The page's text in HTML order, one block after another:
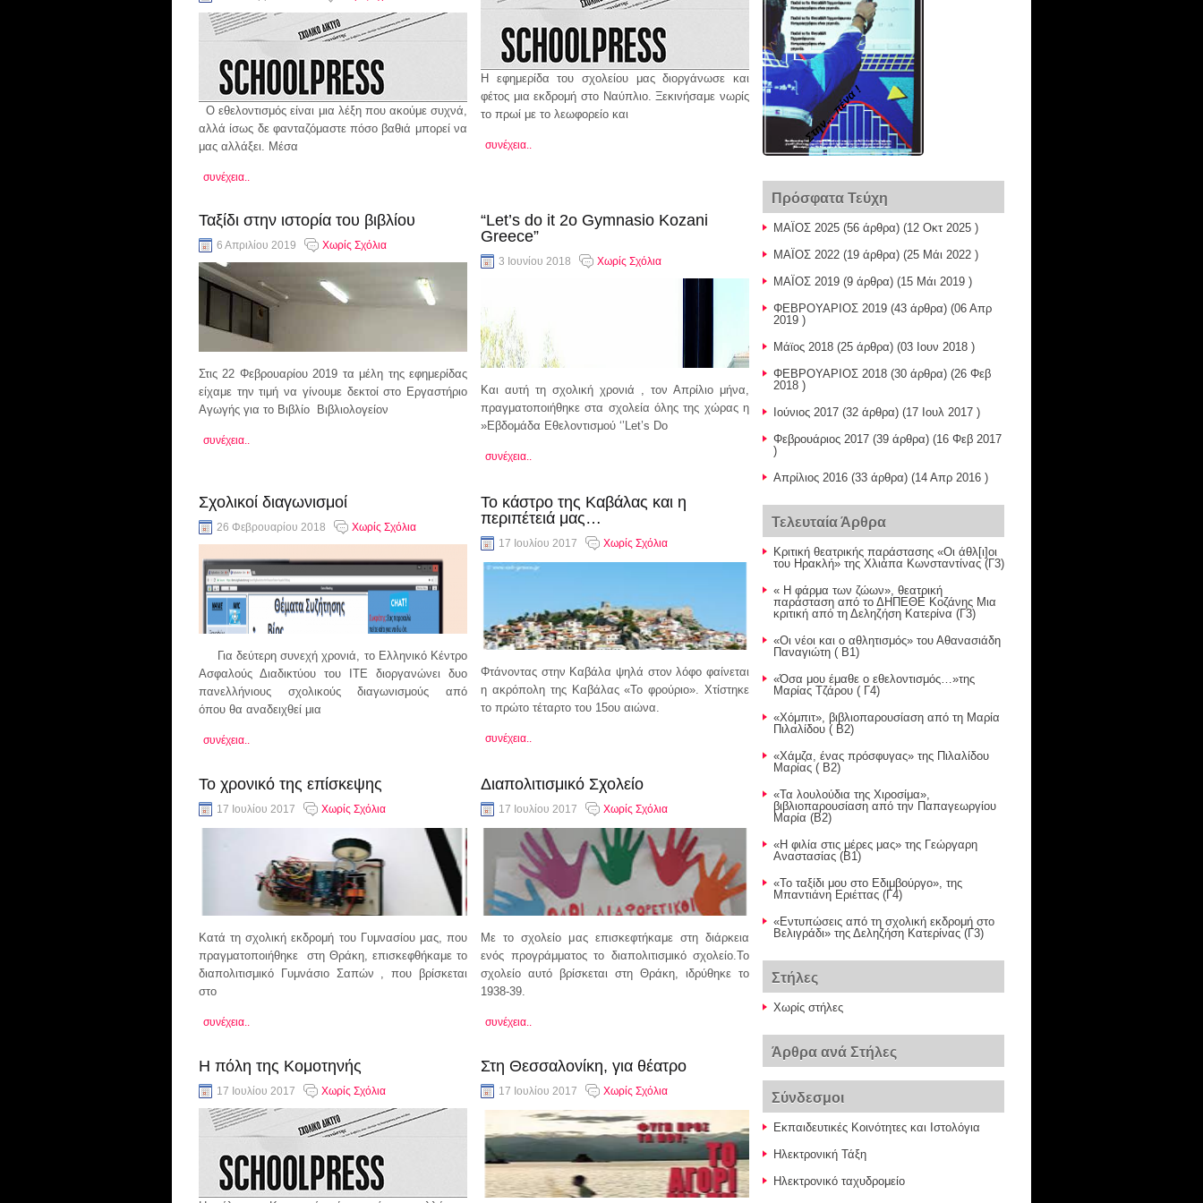
ΔΙΑΤΡΟΦΗ-ΥΓΕΙΑ
ΠΡΟΓΡΑΜΜΑΤΑ
ΜΥΘΙΣΤΟΡΗΜΑΤΑ
ΠΟΛΙΤΙΣΜΟΣ
ΑΘΛΗΤΙΚΑ
Ο εθελοντισμός είναι μια λέξη που ακούμε συχνά,
αλλά ίσως δε φανταζόμαστε πόσο βαθιά μπορεί να
μας αλλάξει. Μέσα
συνέχεια..
Η εφημερίδα του σχολείου μας διοργάνωσε και
φέτος μια εκδρομή στο Ναύπλιο. Ξεκινήσαμε νωρίς
το πρωί με το λεωφορείο και
συνέχεια..
Ταξίδι στην ιστορία του βιβλίου
6 Απριλίου 2019 Χωρίς Σχόλια
Στις 22 Φεβρουαρίου 2019 τα μέλη της εφημερίδας
είχαμε την τιμή να γίνουμε δεκτοί στο Εργαστήριο
Αγωγής για το Βιβλίο Βιβλιολογείον
συνέχεια..
“Let’s do it 2o Gymnasio Kozani
Greece”
3 Ιουνίου 2018 Χωρίς Σχόλια
Και αυτή τη σχολική χρονιά , τον Απρίλιο μήνα,
πραγματοποιήθηκε στα σχολεία όλης της χώρας η
»Εβδομάδα Εθελοντισμού ‘’Let’s Do
συνέχεια..
Σχολικοί διαγωνισμοί
26 Φεβρουαρίου 2018 Χωρίς Σχόλια
Για δεύτερη συνεχή χρονιά, το Ελληνικό Κέντρο
Ασφαλούς Διαδικτύου του ΙΤΕ διοργανώνει δυο
πανελλήνιους σχολικούς διαγωνισμούς από
όπου θα αναδειχθεί μια
συνέχεια..
Το κάστρο της Καβάλας και η
περιπέτειά μας…
17 Ιουλίου 2017 Χωρίς Σχόλια
Φτάνοντας στην Καβάλα ψηλά στον λόφο φαίνεται
η ακρόπολη της Καβάλας «Το φρούριο». Χτίστηκε
το πρώτο τέταρτο του 15ου αιώνα.
συνέχεια..
Το χρονικό της επίσκεψης
17 Ιουλίου 2017 Χωρίς Σχόλια
Κατά τη σχολική εκδρομή του Γυμνασίου μας, που
πραγματοποιήθηκε στη Θράκη, επισκεφθήκαμε το
διαπολιτισμικό Γυμνάσιο Σαπών , που βρίσκεται
στο
συνέχεια..
Διαπολιτισμικό Σχολείο
17 Ιουλίου 2017 Χωρίς Σχόλια
Με το σχολείο μας επισκεφτήκαμε στη διάρκεια
ενός προγράμματος το διαπολιτισμικό σχολείο.Το
σχολείο αυτό βρίσκεται στη Θράκη, ιδρύθηκε το
1938-39.
συνέχεια..
Η πόλη της Κομοτηνής
17 Ιουλίου 2017 Χωρίς Σχόλια
Στη Θεσσαλονίκη, για θέατρο
17 Ιουλίου 2017 Χωρίς Σχόλια
Στην... πένα !
Πρόσφατα Τεύχη
ΜΑΪΟΣ 2025 (56 άρθρα) (12 Οκτ 2025 )
ΜΑΪΟΣ 2022 (19 άρθρα) (25 Μάι 2022 )
ΜΑΪΟΣ 2019 (9 άρθρα) (15 Μάι 2019 )
ΦΕΒΡΟΥΑΡΙΟΣ 2019 (43 άρθρα) (06 Απρ
2019 )
Μάϊος 2018 (25 άρθρα) (03 Ιουν 2018 )
ΦΕΒΡΟΥΑΡΙΟΣ 2018 (30 άρθρα) (26 Φεβ
2018 )
Ιούνιος 2017 (32 άρθρα) (17 Ιουλ 2017 )
Φεβρουάριος 2017 (39 άρθρα) (16 Φεβ 2017
)
Απρίλιος 2016 (33 άρθρα) (14 Απρ 2016 )
Τελευταία Άρθρα
Κριτική θεατρικής παράστασης «Οι άθλ[ι]οι
του Ηρακλή» της Χλιάπα Κωνσταντίνας (Γ3)
« Η φάρμα των ζώων», θεατρική
παράσταση από το ΔΗΠΕΘΕ Κοζάνης Μια
κριτική από τη Δεληζήση Κατερίνα (Γ3)
«Οι νέοι και ο αθλητισμός» του Αθανασιάδη
Παναγιώτη ( Β1)
«Όσα μου έμαθε ο εθελοντισμός…»της
Μαρίας Τζάρου ( Γ4)
«Χόμπιτ», βιβλιοπαρουσίαση από τη Μαρία
Πιλαλίδου ( Β2)
«Χάμζα, ένας πρόσφυγας» της Πιλαλίδου
Μαρίας ( Β2)
«Τα λουλούδια της Χιροσίμα»,
βιβλιοπαρουσίαση από την Παπαγεωργίου
Μαρία (Β2)
«Η φιλία στις μέρες μας» της Γεώργαρη
Αναστασίας (Β1)
«Το ταξίδι μου στο Εδιμβούργο», της
Μπαντιάνη Εριέττας (Γ4)
«Εντυπώσεις από τη σχολική εκδρομή στο
Βελιγράδι» της Δεληζήση Κατερίνας (Γ3)
Στήλες
Χωρίς στήλες
Άρθρα ανά Στήλες
Σύνδεσμοι
Εκπαιδευτικές Κοινότητες και Ιστολόγια
Ηλεκτρονική Τάξη
Ηλεκτρονικό ταχυδρομείο